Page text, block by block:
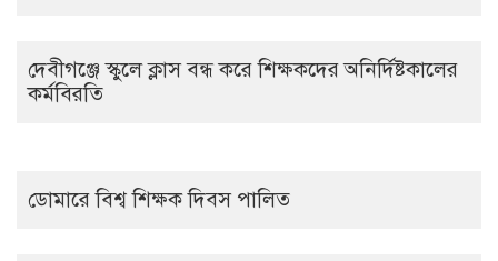
দেবীগঞ্জে স্কুলে ক্লাস বন্ধ করে শিক্ষকদের অনির্দিষ্টকালের
কর্মবিরতি
ডোমারে বিশ্ব শিক্ষক দিবস পালিত